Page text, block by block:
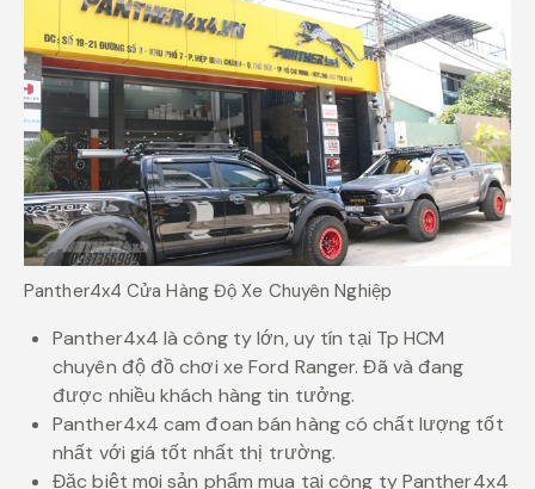
Panther4x4 Cửa Hàng Độ Xe Chuyên Nghiệp
Panther4x4 là công ty lớn, uy tín tại Tp HCM
chuyên độ đồ chơi xe Ford Ranger. Đã và đang
được nhiều khách hàng tin tưởng.
Panther4x4 cam đoan bán hàng có chất lượng tốt
nhất với giá tốt nhất thị trường.
Đặc biệt mọi sản phẩm mua tại công ty Panther4x4